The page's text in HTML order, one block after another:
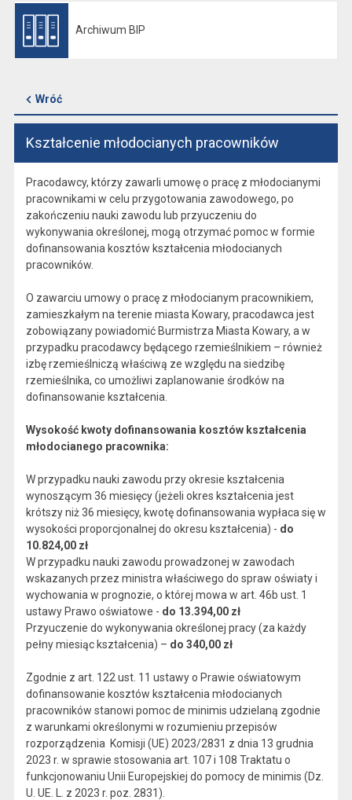
Archiwum BIP
Wróć
Kształcenie młodocianych pracowników
Pracodawcy, którzy zawarli umowę o pracę z młodocianymi
pracownikami w celu przygotowania zawodowego, po
zakończeniu nauki zawodu lub przyuczeniu do
wykonywania określonej, mogą otrzymać pomoc w formie
dofinansowania kosztów kształcenia młodocianych
pracowników.
O zawarciu umowy o pracę z młodocianym pracownikiem,
zamieszkałym na terenie miasta Kowary, pracodawca jest
zobowiązany powiadomić Burmistrza Miasta Kowary, a w
przypadku pracodawcy będącego rzemieślnikiem – również
izbę rzemieślniczą właściwą ze względu na siedzibę
rzemieślnika, co umożliwi zaplanowanie środków na
dofinansowanie kształcenia.
Wysokość kwoty dofinansowania kosztów kształcenia
młodocianego pracownika:
W przypadku nauki zawodu przy okresie kształcenia
wynoszącym 36 miesięcy (jeżeli okres kształcenia jest
krótszy niż 36 miesięcy, kwotę dofinansowania wypłaca się w
wysokości proporcjonalnej do okresu kształcenia) - do
10.824,00 zł
W przypadku nauki zawodu prowadzonej w zawodach
wskazanych przez ministra właściwego do spraw oświaty i
wychowania w prognozie, o której mowa w art. 46b ust. 1
ustawy Prawo oświatowe - do 13.394,00 zł
Przyuczenie do wykonywania określonej pracy (za każdy
pełny miesiąc kształcenia) – do 340,00 zł
Zgodnie z art. 122 ust. 11 ustawy o Prawie oświatowym
dofinansowanie kosztów kształcenia młodocianych
pracowników stanowi pomoc de minimis udzielaną zgodnie
z warunkami określonymi w rozumieniu przepisów
rozporządzenia Komisji (UE) 2023/2831 z dnia 13 grudnia
2023 r. w sprawie stosowania art. 107 i 108 Traktatu o
funkcjonowaniu Unii Europejskiej do pomocy de minimis (Dz.
U. UE. L. z 2023 r. poz. 2831).